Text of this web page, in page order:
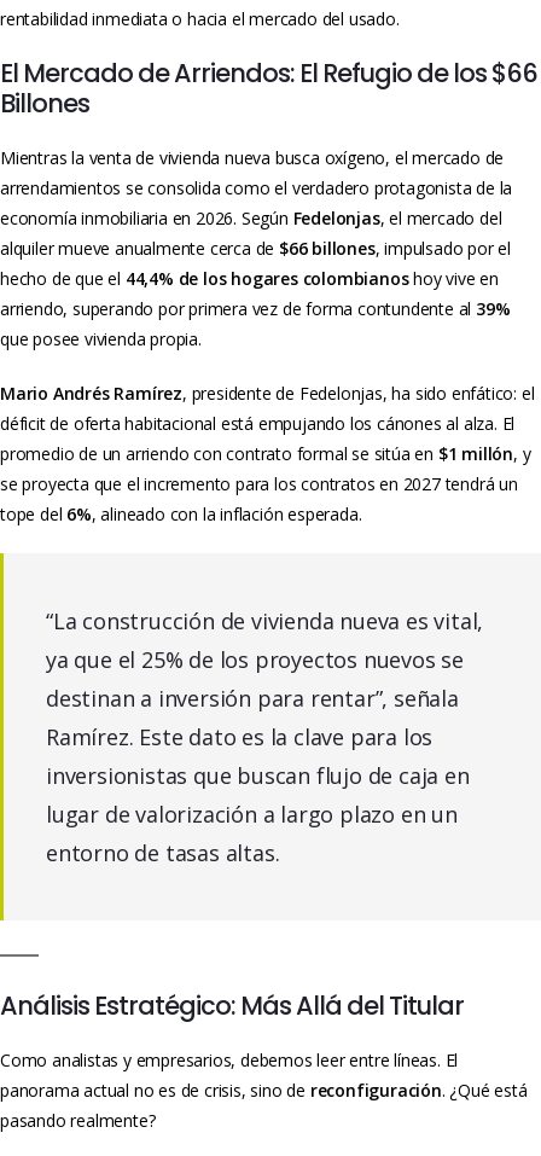
rentabilidad inmediata o hacia el mercado del usado.
El Mercado de Arriendos: El Refugio de los $66
Billones
Mientras la venta de vivienda nueva busca oxígeno, el mercado de
arrendamientos se consolida como el verdadero protagonista de la
economía inmobiliaria en 2026. Según Fedelonjas, el mercado del
alquiler mueve anualmente cerca de $66 billones, impulsado por el
hecho de que el 44,4% de los hogares colombianoshoy vive en
arriendo, superando por primera vez de forma contundente al 39%
que posee vivienda propia.
Mario Andrés Ramírez, presidente de Fedelonjas, ha sido enfático: el
déficit de oferta habitacional está empujando los cánones al alza. El
promedio de un arriendo con contrato formal se sitúa en $1 millón, y
se proyecta que el incremento para los contratos en 2027 tendrá un
tope del 6%, alineado con la inflación esperada.
“La construcción de vivienda nueva es vital,
ya que el 25% de los proyectos nuevos se
destinan a inversión para rentar”, señala
Ramírez. Este dato es la clave para los
inversionistas que buscan flujo de caja en
lugar de valorización a largo plazo en un
entorno de tasas altas.
Análisis Estratégico: Más Allá del Titular
Como analistas y empresarios, debemos leer entre líneas. El
panorama actual no es de crisis, sino de reconfiguración. ¿Qué está
pasando realmente?